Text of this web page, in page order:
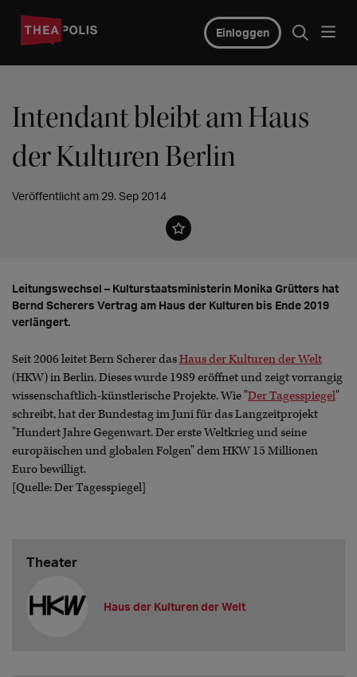
Einloggen
Intendant bleibt am Haus
der Kulturen Berlin
Veröffentlicht am 29. Sep 2014
Leitungswechsel – Kulturstaatsministerin Monika Grütters hat
Bernd Scherers Vertrag am Haus der Kulturen bis Ende 2019
verlängert.
Seit 2006 leitet Bern Scherer dasHaus der Kulturen der Welt
(HKW) in Berlin. Dieses wurde 1989 eröffnet und zeigtvorrangig
wissenschaftlich-künstlerische Projekte. Wie "Der Tagesspiegel"
schreibt, hat der Bundestag im Juni für das Langzeitprojekt
"Hundert Jahre Gegenwart. Der erste Weltkrieg und seine
europäischen und globalen Folgen" dem HKW 15 Millionen
Euro bewilligt.
[Quelle: Der Tagesspiegel]
Theater
Haus der Kulturen der Welt